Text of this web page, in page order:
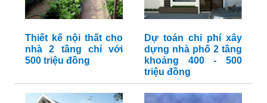
Thiết kế nội thất cho
nhà 2 tầng chỉ với
500 triệu đồng
Dự toán chi phí xây
dựng nhà phố 2 tầng
khoảng 400 - 500
triệu đồng